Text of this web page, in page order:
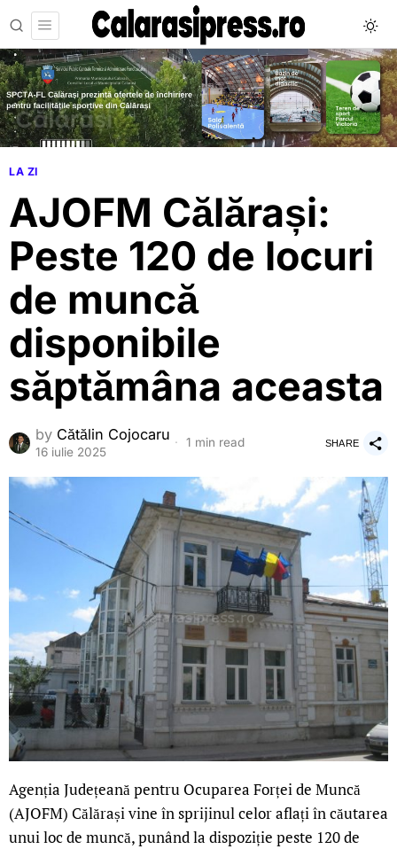
LA ZI
AJOFM Călărași:
Peste 120 de locuri
de muncă
disponibile
săptămâna aceasta
by Cătălin Cojocaru
16 iulie 2025
1 min read SHARE
Agenția Județeană pentru Ocuparea Forței de Muncă
(AJOFM) Călărași vine în sprijinul celor aflați în căutarea
unui loc de muncă, punând la dispoziție peste 120 de